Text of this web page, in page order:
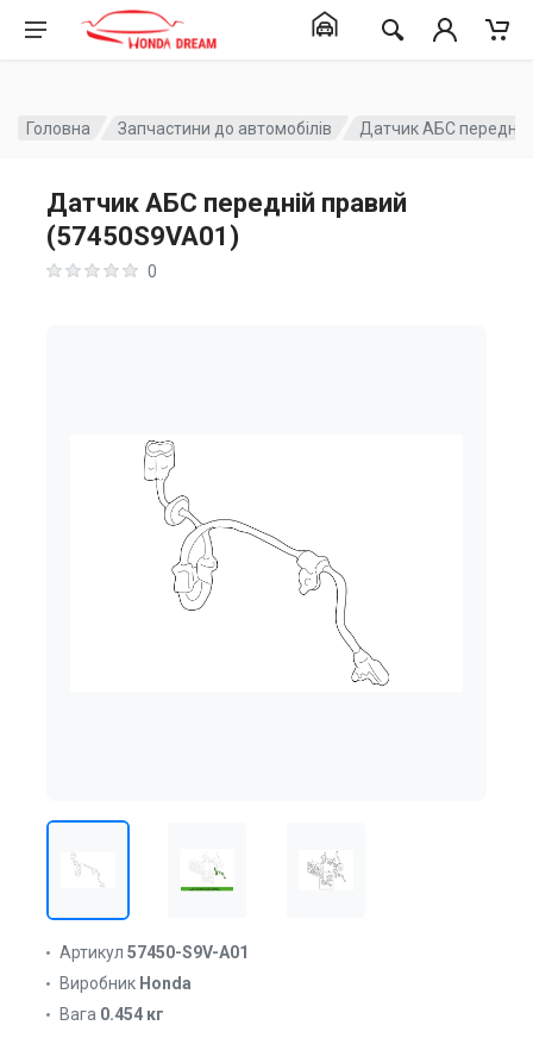
Головна Запчастини до автомобілів Датчик АБС
Датчик АБС передній правий
(57450S9VA01)
0
Артикул 57450-S9V-A01
Виробник Honda
Вага 0.454 кг